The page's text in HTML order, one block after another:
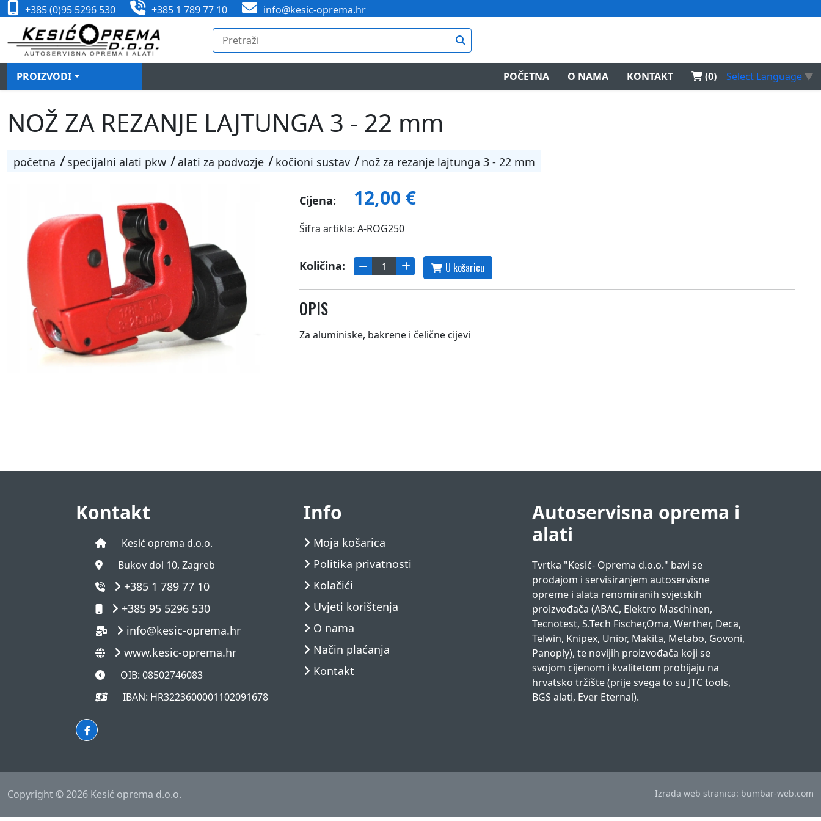
+385 (0)95 5296 530 +385 1 789 77 10 info@kesic-oprema.hr
PROIZVODI POČETNA O NAMA KONTAKT (0) Select Language▼
NOŽ ZA REZANJE LAJTUNGA 3 - 22 mm
početna specijalni alati pkw alati za podvozje kočioni sustav nož za rezanje lajtunga 3 - 22 mm
Cijena: 12,00 €
Šifra artikla: A-ROG250
Količina: U košaricu
OPIS
Za aluminiske, bakrene i čelične cijevi
Kontakt
Kesić oprema d.o.o.
Bukov dol 10, Zagreb
+385 1 789 77 10
+385 95 5296 530
info@kesic-oprema.hr
www.kesic-oprema.hr
OIB: 08502746083
IBAN: HR3223600001102091678
Info
Moja košarica
Politika privatnosti
Kolačići
Uvjeti korištenja
O nama
Način plaćanja
Kontakt
Autoservisna oprema i
alati
Tvrtka "Kesić- Oprema d.o.o." bavi se
prodajom i servisiranjem autoservisne
opreme i alata renomiranih svjetskih
proizvođača (ABAC, Elektro Maschinen,
Tecnotest, S.Tech Fischer,Oma, Werther, Deca,
Telwin, Knipex, Unior, Makita, Metabo, Govoni,
Panoply), te novijih proizvođača koji se
svojom cijenom i kvalitetom probijaju na
hrvatsko tržište (prije svega to su JTC tools,
BGS alati, Ever Eternal).
Copyright © 2026 Kesić oprema d.o.o. Izrada web stranica: bumbar-web.com